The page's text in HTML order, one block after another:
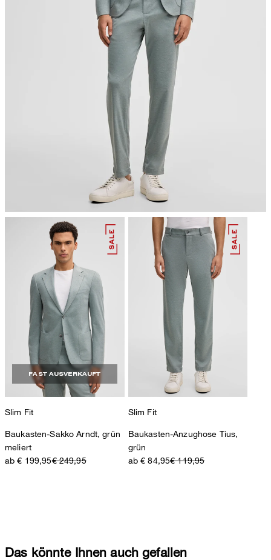
Bügeln bei geringer Temperatur
chemische Reinigung mit Perchlorethylen, schonend
FAST AUSVERKAUFT
Slim Fit
Baukasten-Sakko Arndt, grün
meliert
ab € 199,95€ 249,95
Slim Fit
Baukasten-Anzughose Tius,
grün
ab € 84,95€ 119,95
Das könnte Ihnen auch gefallen